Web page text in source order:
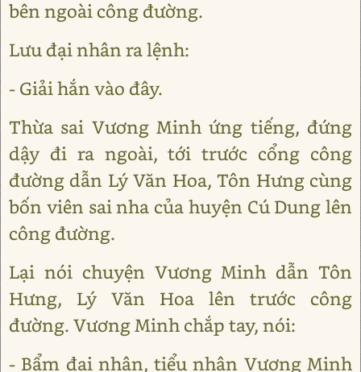
bên ngoài công đường.
Lưu đại nhân ra lệnh:
- Giải hắn vào đây.
Thừa sai Vương Minh ứng tiếng, đứng
dậy đi ra ngoài, tới trước cổng công
đường dẫn Lý Văn Hoa, Tôn Hưng cùng
bốn viên sai nha của huyện Cú Dung lên
công đường.
Lại nói chuyện Vương Minh dẫn Tôn
Hưng, Lý Văn Hoa lên trước công
đường. Vương Minh chắp tay, nói:
- Bẩm đại nhân, tiểu nhân Vương Minh